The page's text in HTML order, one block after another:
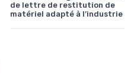
de lettre de restitution de
matériel adapté à l’industrie